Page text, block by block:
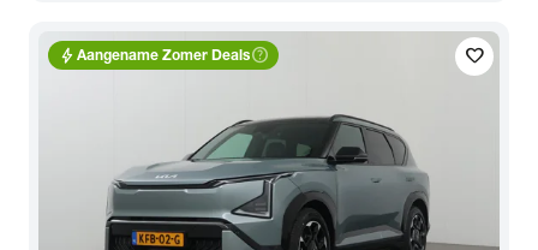
favorite
bolt Aangename Zomer Dealshelp_outline